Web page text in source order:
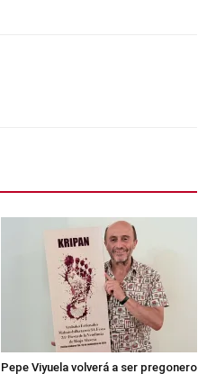
Pepe Viyuela volverá a ser pregonero